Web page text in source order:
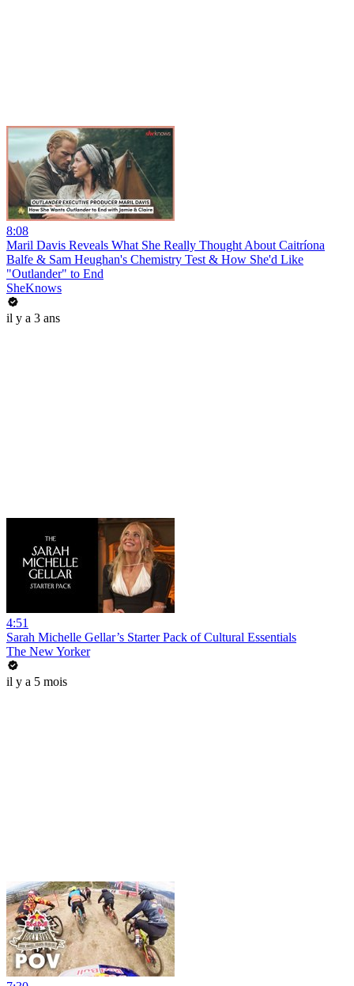
8:08
Maril Davis Reveals What She Really Thought About Caitríona
Balfe & Sam Heughan's Chemistry Test & How She'd Like
"Outlander" to End
SheKnows
il y a 3 ans
4:51
Sarah Michelle Gellar’s Starter Pack of Cultural Essentials
The New Yorker
il y a 5 mois